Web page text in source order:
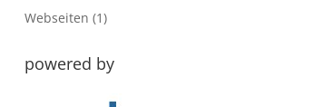
Webseiten (1)
powered by